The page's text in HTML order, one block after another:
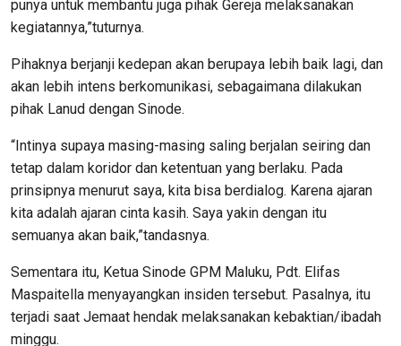
punya untuk membantu juga pihak Gereja melaksanakan
kegiatannya,”tuturnya.
Pihaknya berjanji kedepan akan berupaya lebih baik lagi, dan
akan lebih intens berkomunikasi, sebagaimana dilakukan
pihak Lanud dengan Sinode.
“Intinya supaya masing-masing saling berjalan seiring dan
tetap dalam koridor dan ketentuan yang berlaku. Pada
prinsipnya menurut saya, kita bisa berdialog. Karena ajaran
kita adalah ajaran cinta kasih. Saya yakin dengan itu
semuanya akan baik,”tandasnya.
Sementara itu, Ketua Sinode GPM Maluku, Pdt. Elifas
Maspaitella menyayangkan insiden tersebut. Pasalnya, itu
terjadi saat Jemaat hendak melaksanakan kebaktian/ibadah
minggu.